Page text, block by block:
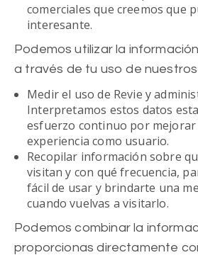
comerciales que creemos que
interesante.
Podemos utilizar la
a través de tu uso de
Medir el uso de Revie y
Interpretamos estos datos
esfuerzo continuo por mejorar
experiencia como usuario.
Recopilar información sobre
visitan y con qué frecuencia,
fácil de usar y brindarte una
cuando vuelvas a visitarlo.
Podemos combinar la
proporcionas directamente